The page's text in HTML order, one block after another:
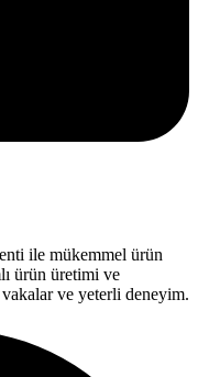
ile mükemmel ürün
ürün üretimi ve
vakalar ve yeterli deneyim.